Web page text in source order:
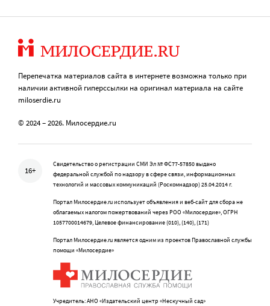
Перепечатка материалов сайта в интернете возможна только при
наличии активной гиперссылки на оригинал материала на сайте
miloserdie.ru
© 2024 – 2026. Милосердие.ru
16+
Свидетельство о регистрации СМИ Эл № ФС77-57850 выдано
федеральной службой по надзору в сфере связи, информационных
технологий и массовых коммуникаций (Роскомнадзор) 25.04.2014 г.
Портал Милосердие.ru использует объявления и веб-сайт для сбора не
облагаемых налогом пожертвований через РОО «Милосердие», ОГРН
1057700014679, Целевое финансирование (010), (140), (171)
Портал Милосердие.ru является одним из проектов Православной службы
помощи «Милосердие»
Учредитель: АНО «Издательский центр «Нескучный сад»